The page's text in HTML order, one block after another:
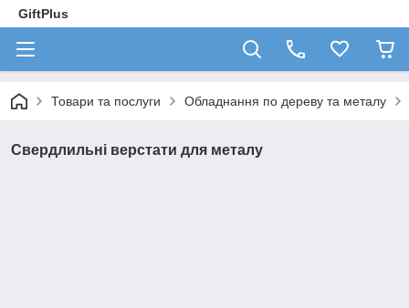
GiftPlus
Товари та послуги Обладнання по дереву та металу
Свердлильні верстати для металу